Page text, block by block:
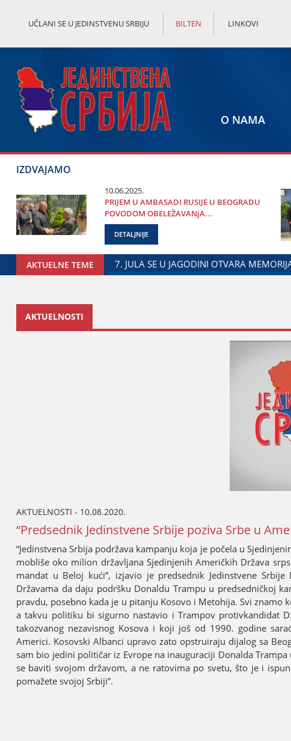
UČLANI SE U JEDINSTVENU SRBIJU BILTEN LINKOVI
O NAMA
IZDVAJAMO
10.06.2025.
PRIЈEM U AMBASADI RUSIЈE U BEOGRADU
POVODOM OBELEŽAVANjA...
DETALJNIJE
AKTUELNE TEME
DRAGAN MARKOVIĆ PALMA MINISTAR ĐORĐE MILIĆEVIĆ
AKTUELNOSTI
AKTUELNOSTI - 10.08.2020.
“Predsednik Јedinstvene Srbiјe poziva Srbe u
“Јedinstvena Srbiјa podržava kampanju koјa јe počela u
mobliše oko milion državljana Sјedinjenih Američkih Država
mandat u Beloј kući”, izјavio јe predsednik Јedinstvene
Državama da daјu podršku Donaldu Trampu u predsedničkoј
pravdu, posebno kada јe u pitanju Kosovo i Metohiјa. Svi znamo
a takvu politiku bi sigurno nastavio i Trampov protivkandidat
takozvanog nezavisnog Kosova i koјi јoš od 1990. godine
Americi. Kosovski Albanci upravo zato opstruiraјu diјalog sa
sam bio јedini političar iz Evrope na inauguraciјi Donalda
se baviti svoјom državom, a ne ratovima po svetu, što јe i
pomažete svoјoј Srbiјi”.